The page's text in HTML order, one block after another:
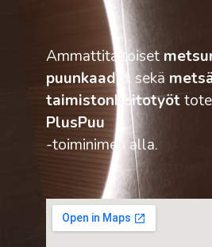
Ammattitaitoiset
puunkaadotsekä
taimistonhoitotyöt
PlusPuu
-toiminimen alla.